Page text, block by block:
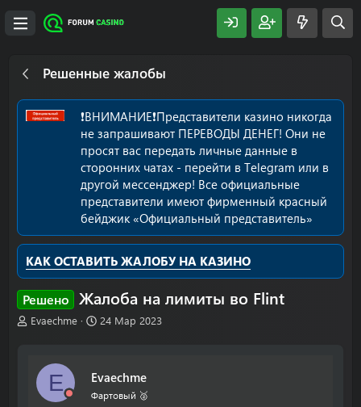
Решенные жалобы
❗️ВНИМАНИЕ❗️Представители казино никогда
не запрашивают ПЕРЕВОДЫ ДЕНЕГ! Они не
просят вас передать личные данные в
сторонних чатах - перейти в Telegram или в
другой мессенджер! Все официальные
представители имеют фирменный красный
бейджик «Официальный представитель»
КАК ОСТАВИТЬ ЖАЛОБУ НА КАЗИНО
Решено Жалоба на лимиты во Flint
А
Evaechme
Д
н
а
24 Мар 2023
E Evaechme
Фартовый 🥈